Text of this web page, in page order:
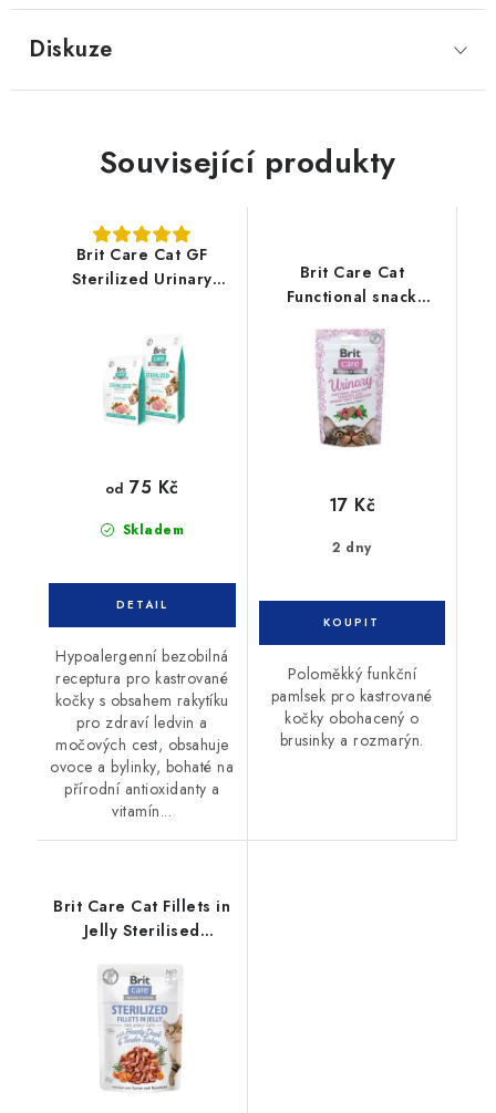
Diskuze
Související produkty
Brit Care Cat GF
Sterilized Urinary
Skladem
od 75 Kč
Hypoalergenní bezobilná
receptura pro kastrované
kočky s obsahem rakytíku
pro zdraví ledvin a
močových cest, obsahuje
ovoce a bylinky, bohaté na
přírodní antioxidanty a
vitamín...
Brit Care Cat
Functional snack
2 dny
17 Kč
Poloměkký funkční
pamlsek pro kastrované
kočky obohacený o
brusinky a rozmarýn.
Brit Care Cat Fillets in
Jelly Sterilised